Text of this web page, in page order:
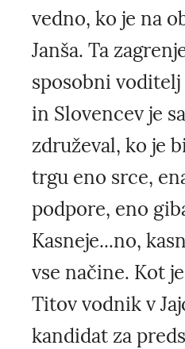
vedno, ko je na
Janša. Ta
sposobni
in Slovencev je
združeval, ko je
trgu eno srce,
podpore, eno
Kasneje...no,
vse načine. Kot
Titov vodnik v
kandidat za